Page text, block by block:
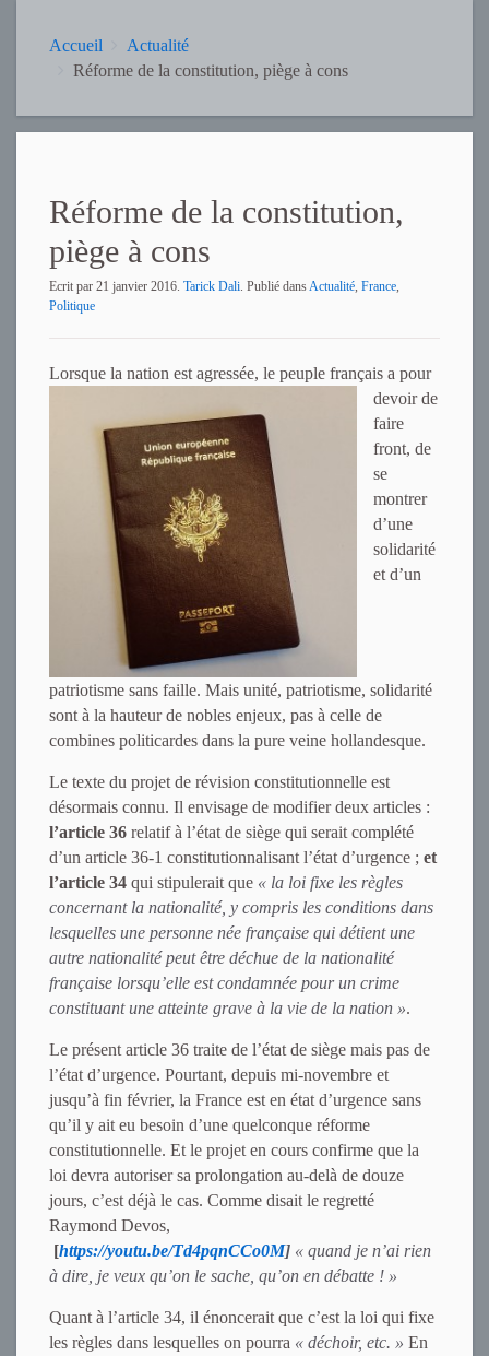
Accueil
Actualité
Réforme de la constitution, piège à cons
Réforme de la constitution,
piège à cons
Ecrit par 21 janvier 2016. Tarick Dali. Publié dansActualité, France,
Politique
Lorsque la nation est agressée, le peuple français a pour
devoir de
faire
front, de
se
montrer
d’une
solidarité
et d’un
patriotisme sans faille. Mais unité, patriotisme, solidarité
sont à la hauteur de nobles enjeux, pas à celle de
combines politicardes dans la pure veine hollandesque.
Le texte du projet de révision constitutionnelle est
désormais connu. Il envisage de modifier deux articles :
l’article 36 relatif à l’état de siège qui serait complété
d’un article 36-1 constitutionnalisant l’état d’urgence ; et
l’article 34 qui stipulerait que « la loi fixe les règles
concernant la nationalité, y compris les conditions dans
lesquelles une personne née française qui détient une
autre nationalité peut être déchue de la nationalité
française lorsqu’elle est condamnée pour un crime
constituant une atteinte grave à la vie de la nation ».
Le présent article 36 traite de l’état de siège mais pas de
l’état d’urgence. Pourtant, depuis mi-novembre et
jusqu’à fin février, la France est en état d’urgence sans
qu’il y ait eu besoin d’une quelconque réforme
constitutionnelle. Et le projet en cours confirme que la
loi devra autoriser sa prolongation au-delà de douze
jours, c’est déjà le cas. Comme disait le regretté
Raymond Devos,
[https://youtu.be/Td4pqnCCo0M] « quand je n’ai rien
à dire, je veux qu’on le sache, qu’on en débatte ! »
Quant à l’article 34, il énoncerait que c’est la loi qui fixe
les règles dans lesquelles on pourra « déchoir, etc. » En